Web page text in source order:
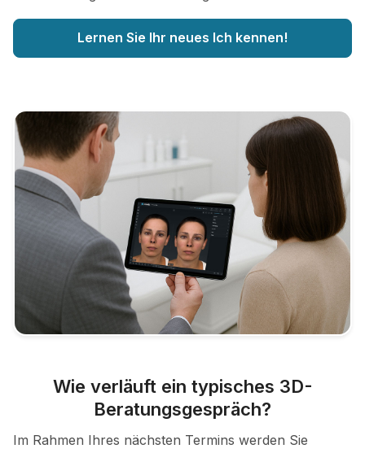
Lernen Sie Ihr neues Ich kennen!
Wie verläuft ein typisches 3D-
Beratungsgespräch?
Im Rahmen Ihres nächsten Termins werden Sie